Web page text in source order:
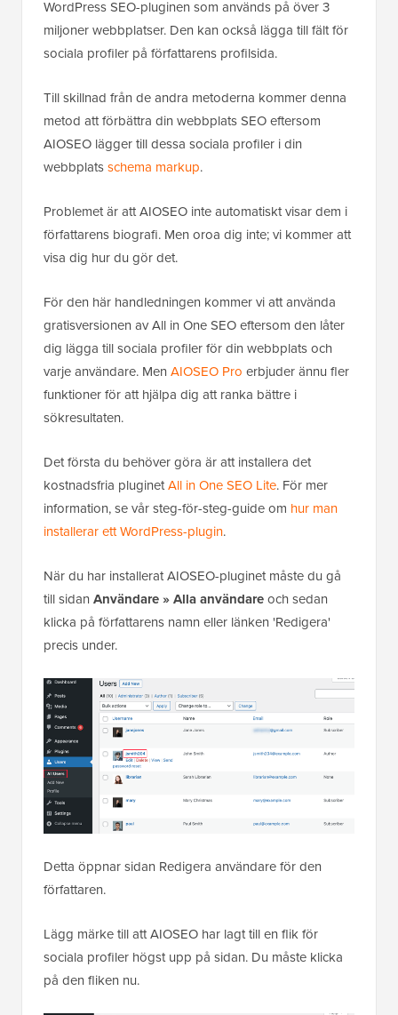
All in One SEO (AIOSEO)är den ursprungliga
WordPress SEO-pluginen som används på över 3
miljoner webbplatser. Den kan också lägga till fält för
Till skillnad från de andra metoderna kommer denna
metod att förbättra din webbplats SEO eftersom
AIOSEO lägger till dessa sociala profiler i din
Problemet är att AIOSEO inte automatiskt visar dem i
författarens biografi. Men oroa dig inte; vi kommer att
För den här handledningen kommer vi att använda
gratisversionen av All in One SEO eftersom den låter
dig lägga till sociala profiler för din webbplats och
varje användare. MenAIOSEO Proerbjuder ännu fler
funktioner för att hjälpa dig att ranka bättre i
Det första du behöver göra är att installera det
kostnadsfria pluginetAll in One SEO Lite. För mer
information, se vår steg-för-steg-guide om
När du har installerat AIOSEO-pluginet måste du gå
till sidanAnvändare » Alla användareoch sedan
klicka på författarens namn eller länken 'Redigera'
Detta öppnar sidan Redigera användare för den
Lägg märke till att AIOSEO har lagt till en flik för
sociala profiler högst upp på sidan. Du måste klicka